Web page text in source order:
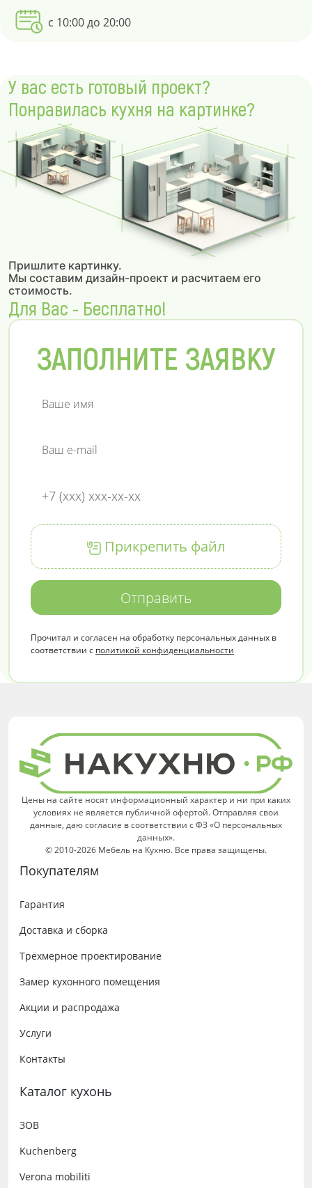
с 10:00 до 20:00
У вас есть готовый проект?
Понравилась кухня на картинке?
Пришлите картинку.
Мы составим дизайн-проект и расчитаем его
стоимость.
Для Вас - Бесплатно!
ЗАПОЛНИТЕ ЗАЯВКУ
Прикрепить файл
Отправить
Прочитал и согласен на обработку персональных данных в
соответствии с политикой конфиденциальности
Цены на сайте носят информационный характер и ни при каких
условиях не является публичной офертой. Отправляя свои
данные, даю согласие в соответствии с ФЗ «О персональных
данных».
© 2010-2026 Мебель на Кухню. Все права защищены.
Покупателям
Гарантия
Доставка и сборка
Трёхмерное проектирование
Замер кухонного помещения
Акции и распродажа
Услуги
Контакты
Каталог кухонь
ЗОВ
Kuchenberg
Verona mobiliti